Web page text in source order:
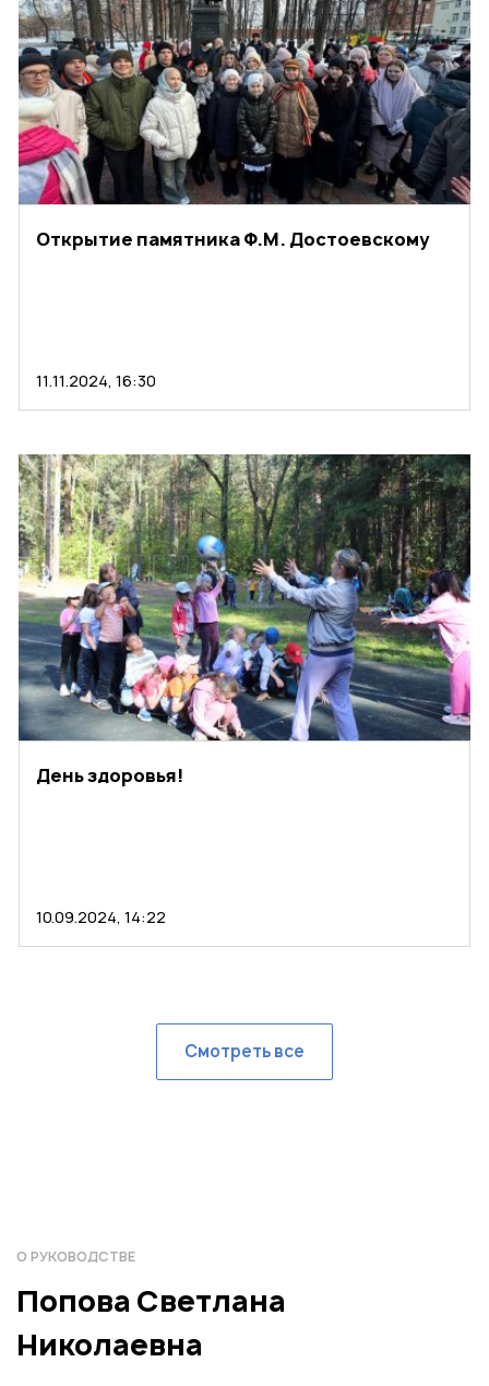
Открытие памятника Ф.М. Достоевскому
11.11.2024, 16:30
День здоровья!
10.09.2024, 14:22
Смотреть все
О РУКОВОДСТВЕ
Попова Светлана
Николаевна